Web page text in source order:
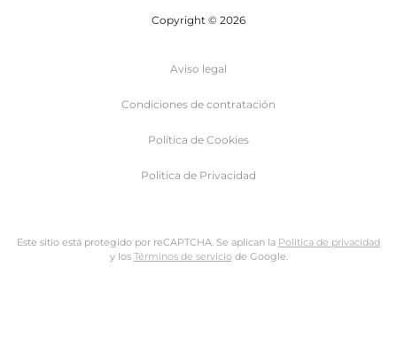
Copyright © 2026
Aviso legal
Condiciones de contratación
Política de Cookies
Politica de Privacidad
Este sitio está protegido por reCAPTCHA. Se aplican la Política de privacidad
y los Términos de serviciode Google.